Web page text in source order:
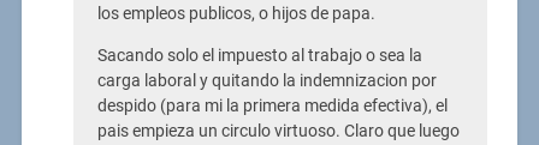
los empleos publicos, o hijos de papa.
Sacando solo el impuesto al trabajo o sea la
carga laboral y quitando la indemnizacion por
despido (para mi la primera medida efectiva), el
pais empieza un circulo virtuoso. Claro que luego